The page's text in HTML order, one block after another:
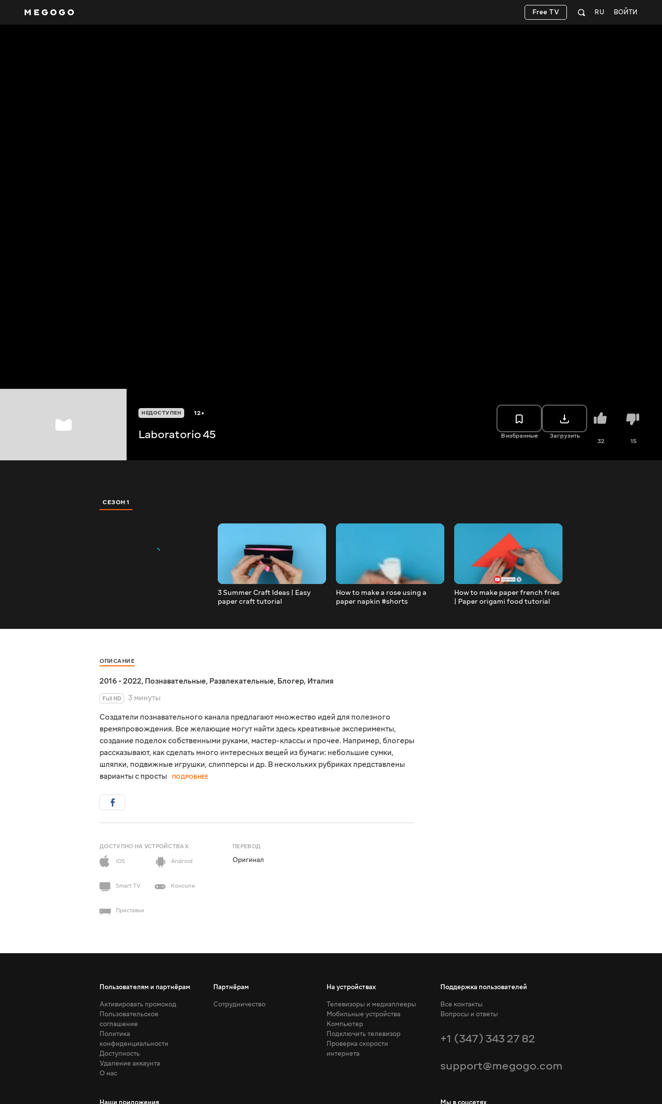
ВОЙТИ
RU
Free TV
НЕДОСТУПЕН 12+
Laboratorio 45 В избранные Загрузить
32 15
СЕЗОН 1
3 Summer Craft Ideas | Easy
paper craft tutorial
How to make a rose using a
paper napkin #shorts
How to make paper french fries
| Paper origami food tutorial
ОПИСАНИЕ
2016 - 2022, Познавательные, Развлекательные, Блогер, Италия
Full HD
3 минуты
Создатели познавательного канала предлагают множество идей для полезного
времяпровождения. Все желающие могут найти здесь креативные эксперименты,
создание поделок собственными руками, мастер-классы и прочее. Например, блогеры
рассказывают, как сделать много интересных вещей из бумаги: небольшие сумки,
шляпки, подвижные игрушки, слипперсы и др. В нескольких рубриках представлены
варианты с просты
ПОДРОБНЕЕ
ДОСТУПНО НА УСТРОЙСТВАХ
iOS
Android
Smart TV Консоли
Приставки
ПЕРЕВОД
Оригинал
Пользователям и партнёрам
Активировать промокод
Пользовательское
соглашение
Политика
конфиденциальности
Доступность
Удаление аккаунта
О нас
Партнёрам
Сотрудничество
На устройствах
Телевизоры и медиаплееры
Мобильные устройства
Компьютер
Подключить телевизор
Проверка скорости
интернета
Поддержка пользователей
Все контакты
Вопросы и ответы
+1 (347) 343 27 82
support@megogo.com